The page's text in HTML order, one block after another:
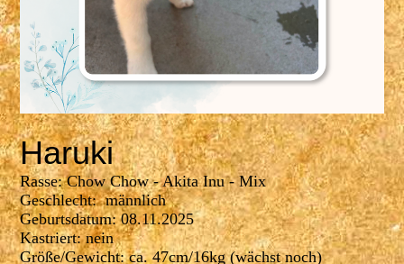
Haruki
Rasse: Chow Chow - Akita Inu - Mix
Geschlecht: männlich
Geburtsdatum: 08.11.2025
Kastriert: nein
Größe/Gewicht: ca. 47cm/16kg (wächst noch)